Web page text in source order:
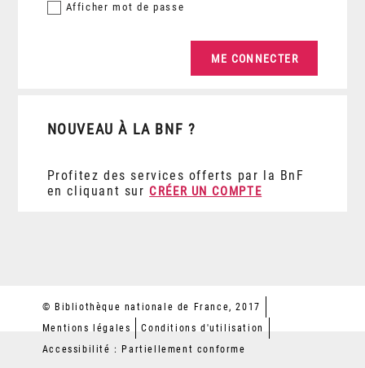
Afficher mot de passe
NOUVEAU À LA BNF ?
Profitez des services offerts par la BnF
en cliquant sur CRÉER UN COMPTE
© Bibliothèque nationale de France, 2017
Mentions légales
Conditions d'utilisation
Accessibilité : Partiellement conforme